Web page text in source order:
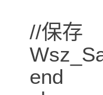
//保存
end